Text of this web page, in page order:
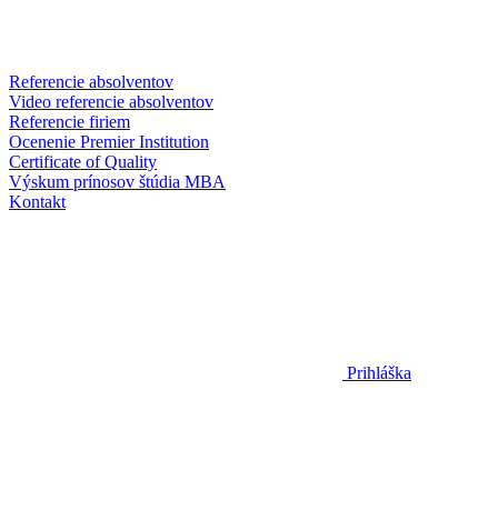
Referencie absolventov
Video referencie absolventov
Referencie firiem
Ocenenie Premier Institution
Certificate of Quality
Výskum prínosov štúdia MBA
Kontakt
Prihláška